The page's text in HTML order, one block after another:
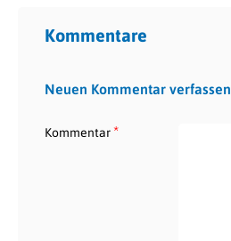
Kommentare
Neuen Kommentar verfassen
Kommentar*